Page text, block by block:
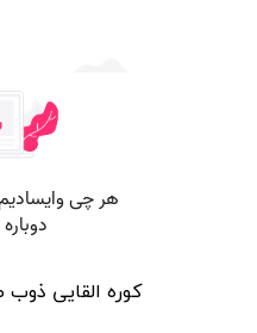
کوره القایی ذوب